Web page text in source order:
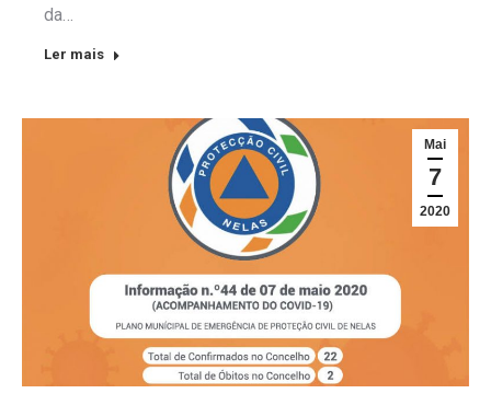
da…
Ler mais
Mai
7
2020